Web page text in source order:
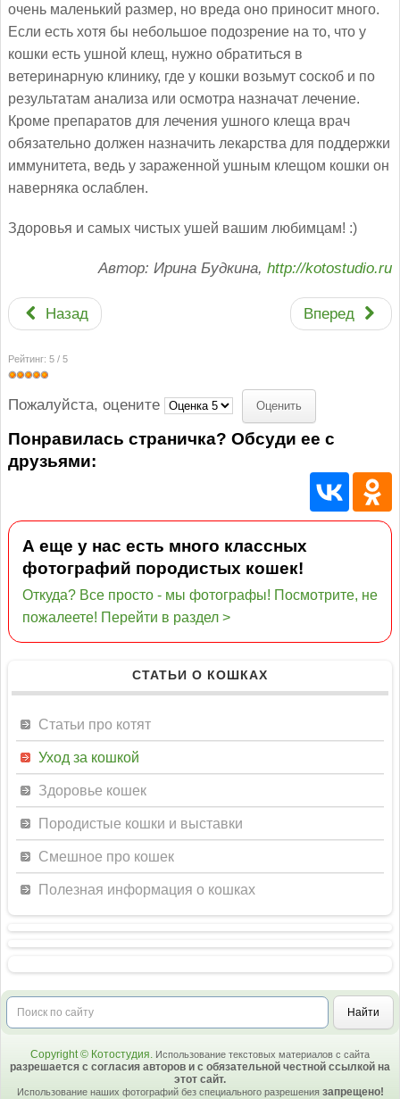
очень маленький размер, но вреда оно приносит много.
Если есть хотя бы небольшое подозрение на то, что у
кошки есть ушной клещ, нужно обратиться в
ветеринарную клинику, где у кошки возьмут соскоб и по
результатам анализа или осмотра назначат лечение.
Кроме препаратов для лечения ушного клеща врач
обязательно должен назначить лекарства для поддержки
иммунитета, ведь у зараженной ушным клещом кошки он
наверняка ослаблен.
Здоровья и самых чистых ушей вашим любимцам! :)
Автор: Ирина Будкина, http://kotostudio.ru
Назад Вперед
Рейтинг: 5 / 5
Пожалуйста, оцените
Понравилась страничка? Обсуди ее с
друзьями:
А еще у нас есть много классных
фотографий породистых кошек!
Откуда? Все просто - мы фотографы! Посмотрите, не
пожалеете! Перейти в раздел >
СТАТЬИ О КОШКАХ
Статьи про котят
Уход за кошкой
Здоровье кошек
Породистые кошки и выставки
Смешное про кошек
Полезная информация о кошках
Copyright © Котостудия. Использование текстовых материалов с сайта
разрешается с согласия авторов и с обязательной честной ссылкой на
этот сайт.
Использование наших фотографий без специального разрешения запрещено!